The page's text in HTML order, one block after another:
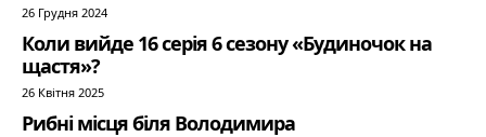
26 Грудня 2024
Коли вийде 16 серія 6 сезону «Будиночок на
щастя»?
26 Квітня 2025
Рибні місця біля Володимира